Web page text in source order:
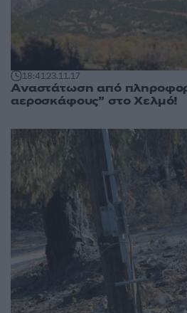
18:4123.11.17
Αναστάτωση από
αεροσκάφους” στο Χελμό!